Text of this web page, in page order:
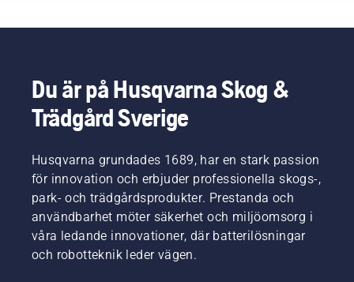
osäkra
situationer
och
fokusera
jobbet.
Du är på Husqvarna Skog &
Trädgård Sverige
Husqvarna grundades 1689, har en stark passion
för innovation och erbjuder professionella skogs-,
park- och trädgårdsprodukter. Prestanda och
användbarhet möter säkerhet och miljöomsorg i
våra ledande innovationer, där batterilösningar
och robotteknik leder vägen.